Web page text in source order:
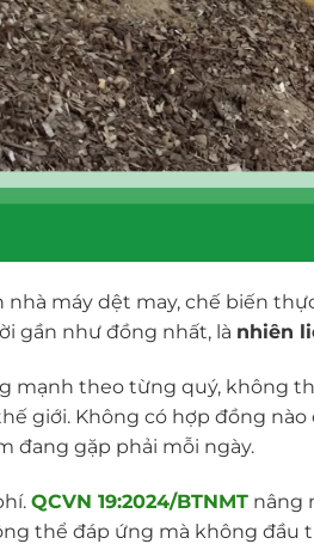
máy dệt may, chế biến
gần như đồng nhất, là nhiên
mạnh theo từng quý, không
giới. Không có hợp đồng
đang gặp phải mỗi ngày.
QCVN 19:2024/BTNMT nâng
thể đáp ứng mà không đầu